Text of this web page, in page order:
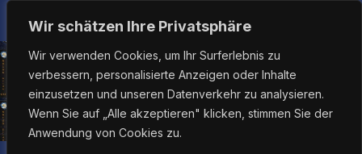
Wir schätzen Ihre Privatsphäre
Wir verwenden Cookies, um Ihr Surferlebnis zu
verbessern, personalisierte Anzeigen oder Inhalte
einzusetzen und unseren Datenverkehr zu analysieren.
Wenn Sie auf „Alle akzeptieren" klicken, stimmen Sie der
Anwendung von Cookies zu.
Inhalt
springen
So.. Aug. 9th, 2026 6:50:10 AM